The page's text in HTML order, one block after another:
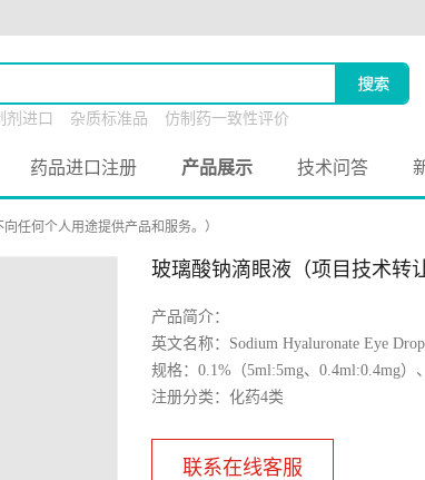
剂进口 杂质标准品
仿制药一致性评价
药品进口注册 产品展示 技术问答
任何个人用途提供产品和服务。）
玻璃酸钠滴眼液（项目技术转
产品简介：
英文名称：Sodium Hyaluronate Eye
规格：0.1%（5ml:5mg、0.4ml:0.4mg）
注册分类：化药4类
联系在线客服